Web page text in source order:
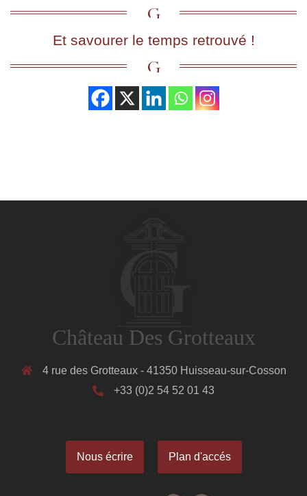
Et savourer le temps retrouvé !
Château Des Grotteaux
4 rue des Grotteaux - 41350 Huisseau-sur-Cosson
+33 (0)2 54 52 01 43
Nous écrire Plan d'accés